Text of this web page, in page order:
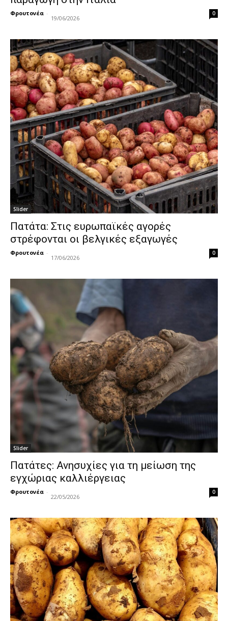
Φρουτονέα -
19/06/2026
0
Slider
Πατάτα: Στις ευρωπαϊκές αγορές
στρέφονται οι βελγικές εξαγωγές
Φρουτονέα -
17/06/2026
0
Slider
Πατάτες: Ανησυχίες για τη μείωση της
εγχώριας καλλιέργειας
Φρουτονέα -
22/05/2026
0